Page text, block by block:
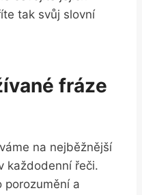
⁣tak‌ svůj⁢ slovní
fráze⁤
na nejběžnější
každodenní řeči.
porozumění a